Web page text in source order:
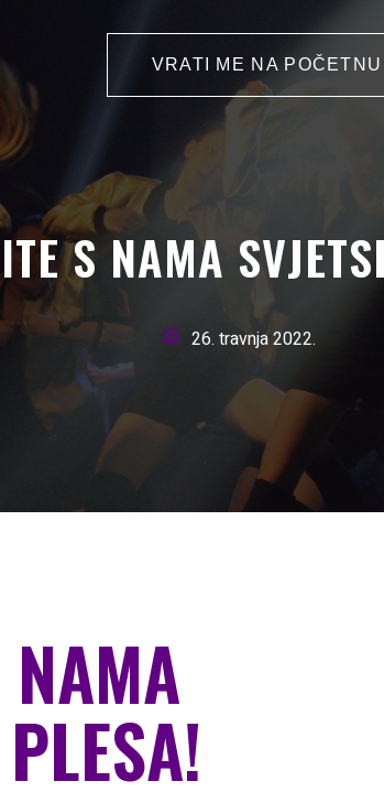
VRATI ME NA POČETNU
S NAMA
26. travnja 2022.